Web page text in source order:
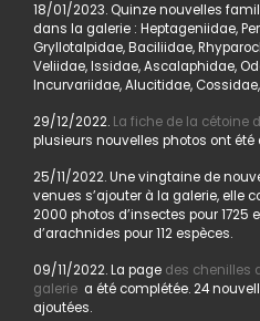
18/01/2023. Quinze nouvelles
dans la galerie : Heptageniidae,
Gryllotalpidae, Baciliidae,
Veliidae, Issidae, Ascalaphidae,
Incurvariidae, Alucitidae,
29/12/2022. La fiche de la cétoine
plusieurs nouvelles photos ont été
25/11/2022. Une vingtaine de
venues s’ajouter à la galerie, elle
2000 photos d’insectes pour 1725
d’arachnides pour 112 espèces.
09/11/2022. La page des chenilles
galerie a été complétée. 24
ajoutées.